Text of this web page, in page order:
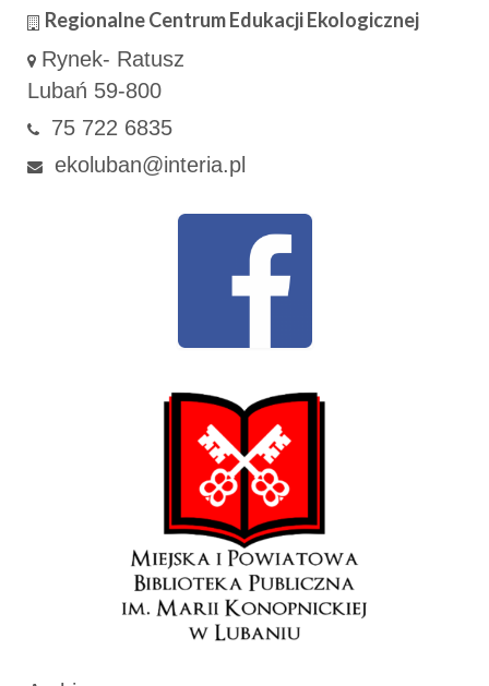
Regionalne Centrum Edukacji Ekologicznej
Rynek- Ratusz
Lubań 59-800
75 722 6835
ekoluban@interia.pl